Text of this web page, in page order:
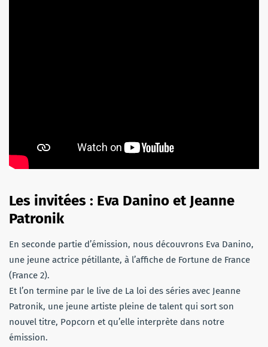
Les invitées : Eva Danino et Jeanne
Patronik
En seconde partie d’émission, nous découvrons Eva Danino,
une jeune actrice pétillante, à l’affiche de Fortune de France
(France 2).
Et l’on termine par le live de La loi des séries avec Jeanne
Patronik, une jeune artiste pleine de talent qui sort son
nouvel titre, Popcorn et qu’elle interprète dans notre
émission.